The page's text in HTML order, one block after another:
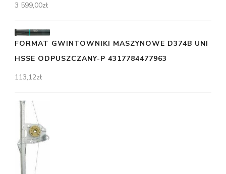
3 599,00zł
FORMAT GWINTOWNIKI MASZYNOWE D374B UNI
HSSE ODPUSZCZANY-P 4317784477963
113,12zł